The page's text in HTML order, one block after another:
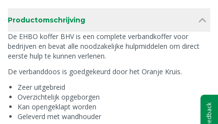
Productomschrijving
De EHBO koffer BHV is een complete verbandkoffer voor
bedrijven en bevat alle noodzakelijke hulpmiddelen om direct
eerste hulp te kunnen verlenen.
De verbanddoos is goedgekeurd door het Oranje Kruis.
Zeer uitgebreid
Overzichtelijk opgeborgen
Kan opengeklapt worden
Geleverd met wandhouder
Feedback